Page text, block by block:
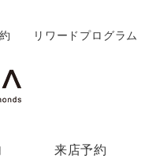
来店予約
リワードプログラム